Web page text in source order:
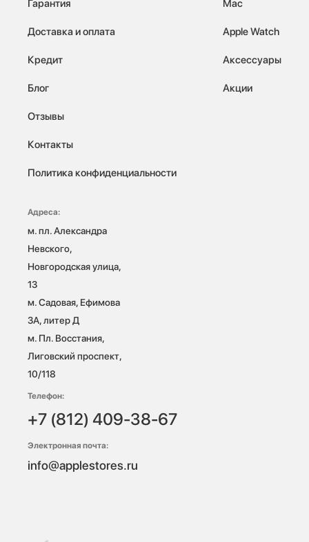
Гарантия
Доставка и оплата
Кредит
Блог
Отзывы
Контакты
Политика конфиденциальности
Mac
Apple Watch
Аксессуары
Акции
Адреса:
м. пл. Александра
Невского,
Новгородская улица,
13
м. Садовая, Ефимова
3А, литер Д
м. Пл. Восстания,
Лиговский проспект,
10/118
Телефон:
+7 (812) 409-38-67
Электронная почта:
info@applestores.ru